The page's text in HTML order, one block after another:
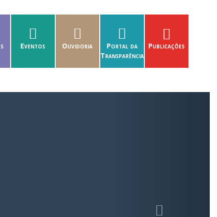
Eventos Ouvidoria
Portal da
Transparência
Publicações